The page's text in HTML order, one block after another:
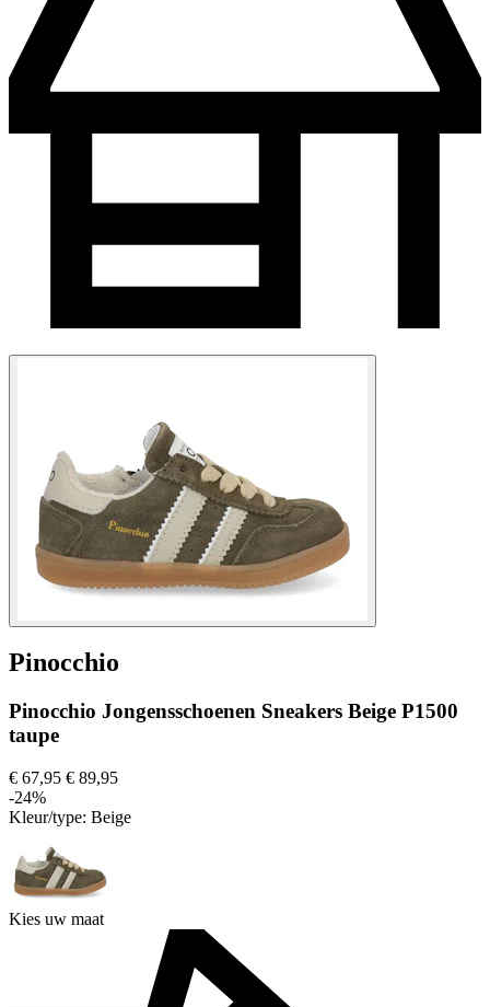
Pinocchio
Pinocchio Jongensschoenen Sneakers Beige P1500
taupe
€ 67,95 € 89,95
-24%
Kleur/type: Beige
Kies uw maat